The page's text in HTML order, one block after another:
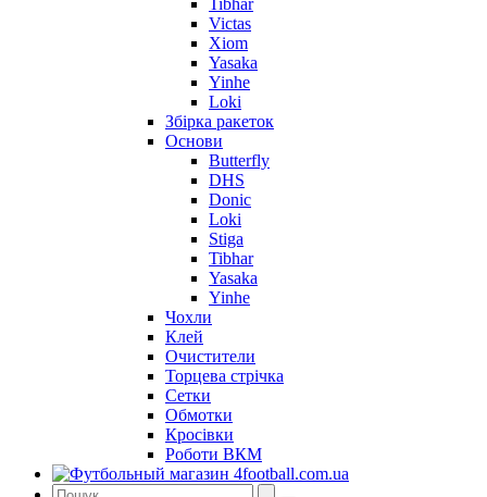
Victas
Xiom
Yasaka
Yinhe
Loki
Збірка ракеток
Основи
Butterfly
DHS
Donic
Loki
Stiga
Tibhar
Yasaka
Yinhe
Чохли
Клей
Очистители
Торцева стрічка
Сетки
Обмотки
Кросівки
Роботи ВКМ